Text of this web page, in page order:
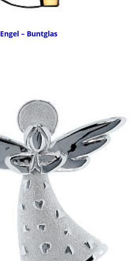
– Buntglas